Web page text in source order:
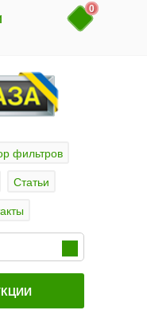
0
фильтров
Статьи